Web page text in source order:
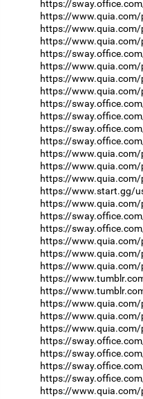
https://
https://
https://
https://
https://
https://
https://
https://
https://
https://
https://
https://
https://
https://
https://
https://www.start.gg/
https://
https://
https://
https://
https://
https://
https://
https://
https://
https://
https://
https://
https://
https://
https://
https://